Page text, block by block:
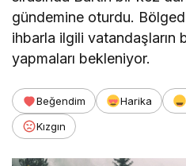
gündemine oturdu.
ihbarla ilgili vatandaşların
yapmaları bekleniyor.
Beğendim Harika
Kızgın